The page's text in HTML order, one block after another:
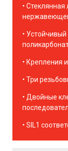
Стеклянная
Крепления
Три
Двойные
SIL1